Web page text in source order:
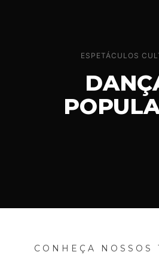
ESPETÁCULOS
CONHEÇA NOSSOS